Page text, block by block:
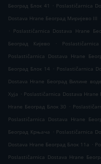
Београд Блок 41
. Poslastičarnica
Dostava Hrane Београд Миријево III
. Poslastičarnica Dostava Hrane
Београд Кијево
.
Poslastičarnica Dostava Hrane
Београд Блок 14 . Poslastičarnica
Dostava Hrane Београд Вилине воде
Хуја . Poslastičarnica Dostava Hrane
Hrane Београд Блок 30 .
Poslastičarnica Dostava Hrane
Београд Крњача . Poslastičarnica
Dostava Hrane Београд Блок 11а .
Poslastičarnica Dostava Hrane